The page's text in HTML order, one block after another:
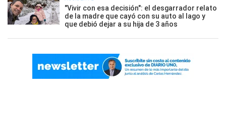
"Vivir con esa decisión": el desgarrador relato
de la madre que cayó con su auto al lago y
que debió dejar a su hija de 3 años